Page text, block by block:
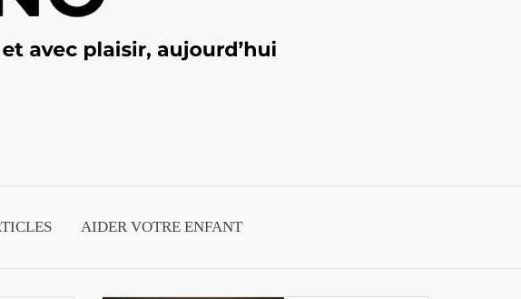
AIDER VOTRE ENFANT